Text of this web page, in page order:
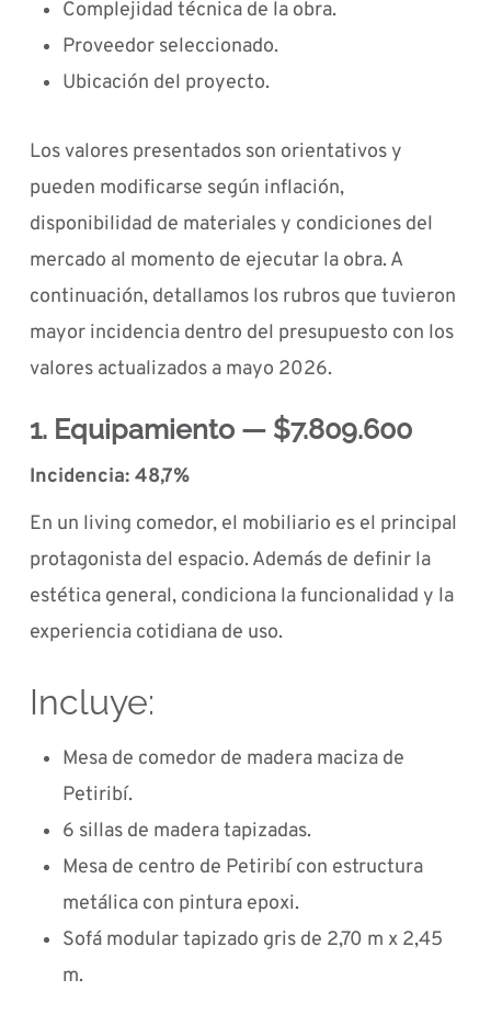
Complejidad técnica de la obra.
Proveedor seleccionado.
Ubicación del proyecto.
Los valores presentados son orientativos y
pueden modificarse según inflación,
disponibilidad de materiales y condiciones del
mercado al momento de ejecutar la obra. A
continuación, detallamos los rubros que tuvieron
mayor incidencia dentro del presupuesto con los
valores actualizados a mayo 2026.
1. Equipamiento — $7.809.600
Incidencia: 48,7%
En un living comedor, el mobiliario es el principal
protagonista del espacio. Además de definir la
estética general, condiciona la funcionalidad y la
experiencia cotidiana de uso.
Incluye:
Mesa de comedor de madera maciza de
Petiribí.
6 sillas de madera tapizadas.
Mesa de centro de Petiribí con estructura
metálica con pintura epoxi.
Sofá modular tapizado gris de 2,70 m x 2,45
m.